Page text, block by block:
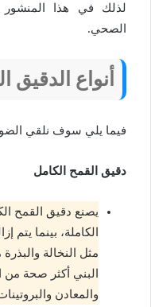
لذلك في هذا المنشور
الصحي.
أنواع
فيما يلي سوف نلقي
دقيق القمح الكامل
يصنع دقيق القمح
الكاملة، بينما يتم
مثل النخالة
البني أكثر صحة من
والمعادن